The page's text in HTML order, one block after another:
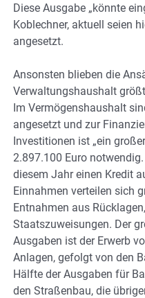
Diese Ausgabe „könnte
Koblechner, aktuell seien
angesetzt.
Ansonsten blieben die
Verwaltungshaushalt
Im Vermögenshaushalt
angesetzt und zur
Investitionen ist „ein
2.897.100 Euro
diesem Jahr einen Kredit
Einnahmen verteilen sich
Entnahmen aus
Staatszuweisungen. Der
Ausgaben ist der Erwerb
Anlagen, gefolgt von den
Hälfte der Ausgaben für
den Straßenbau, die